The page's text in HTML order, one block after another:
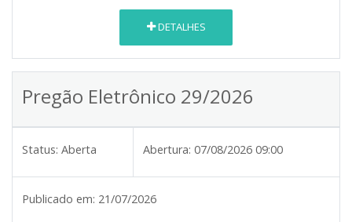
DETALHES
Pregão Eletrônico 29/2026
Status: Aberta Abertura: 07/08/2026 09:00
Publicado em: 21/07/2026